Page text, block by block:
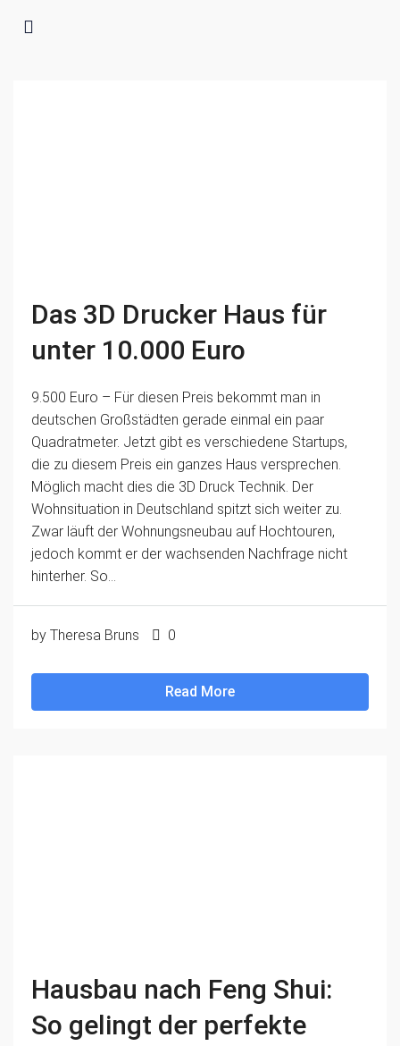
Das 3D Drucker Haus für
unter 10.000 Euro
9.500 Euro – Für diesen Preis bekommt man in
deutschen Großstädten gerade einmal ein paar
Quadratmeter. Jetzt gibt es verschiedene Startups,
die zu diesem Preis ein ganzes Haus versprechen.
Möglich macht dies die 3D Druck Technik. Der
Wohnsituation in Deutschland spitzt sich weiter zu.
Zwar läuft der Wohnungsneubau auf Hochtouren,
jedoch kommt er der wachsenden Nachfrage nicht
hinterher. So...
by Theresa Bruns 0
Read More
Hausbau nach Feng Shui:
So gelingt der perfekte